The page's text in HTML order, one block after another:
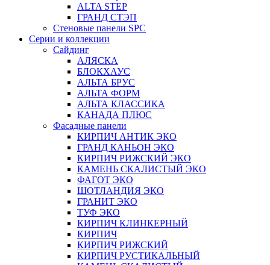
ALTA STEP
ГРАНД СТЭП
Стеновые панели SPC
Серии и коллекции
Сайдинг
АЛЯСКА
БЛОКХАУС
АЛЬТА БРУС
АЛЬТА ФОРМ
АЛЬТА КЛАССИКА
КАНАДА ПЛЮС
Фасадные панели
КИРПИЧ АНТИК ЭКО
ГРАНД КАНЬОН ЭКО
КИРПИЧ РИЖСКИЙ ЭКО
КАМЕНЬ СКАЛИСТЫЙ ЭКО
ФАГОТ ЭКО
ШОТЛАНДИЯ ЭКО
ГРАНИТ ЭКО
ТУФ ЭКО
КИРПИЧ КЛИНКЕРНЫЙ
КИРПИЧ
КИРПИЧ РИЖСКИЙ
КИРПИЧ РУСТИКАЛЬНЫЙ